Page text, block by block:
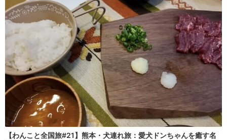
【わんこと全国旅#21】熊本・犬連れ旅：愛犬ドンちゃんを癒す名